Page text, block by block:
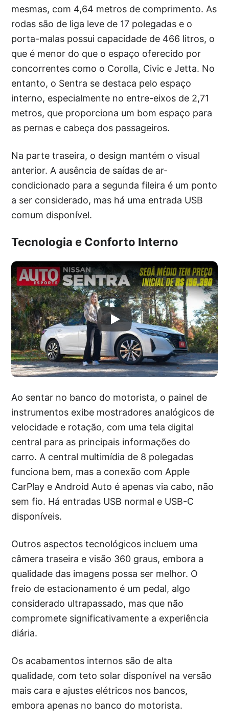
mesmas, com 4,64 metros de comprimento. As
rodas são de liga leve de 17 polegadas e o
porta-malas possui capacidade de 466 litros, o
que é menor do que o espaço oferecido por
concorrentes como o Corolla, Civic e Jetta. No
entanto, o Sentra se destaca pelo espaço
interno, especialmente no entre-eixos de 2,71
metros, que proporciona um bom espaço para
as pernas e cabeça dos passageiros.
Na parte traseira, o design mantém o visual
anterior. A ausência de saídas de ar-
condicionado para a segunda fileira é um ponto
a ser considerado, mas há uma entrada USB
comum disponível.
Tecnologia e Conforto Interno
Ao sentar no banco do motorista, o painel de
instrumentos exibe mostradores analógicos de
velocidade e rotação, com uma tela digital
central para as principais informações do
carro. A central multimídia de 8 polegadas
funciona bem, mas a conexão com Apple
CarPlay e Android Auto é apenas via cabo, não
sem fio. Há entradas USB normal e USB-C
disponíveis.
Outros aspectos tecnológicos incluem uma
câmera traseira e visão 360 graus, embora a
qualidade das imagens possa ser melhor. O
freio de estacionamento é um pedal, algo
considerado ultrapassado, mas que não
compromete significativamente a experiência
diária.
Os acabamentos internos são de alta
qualidade, com teto solar disponível na versão
mais cara e ajustes elétricos nos bancos,
embora apenas no banco do motorista.